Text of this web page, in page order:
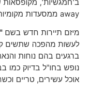
away ממסעדות מקומיות.
מיזם תיירות חדש בשם
לעשות מהפכה שתשים
ברגעים בהם נוחות
נופש בחו"ל בדיוק כמו
אוכל עשירים, טריים